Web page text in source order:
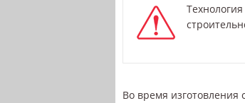
Во время изготовления